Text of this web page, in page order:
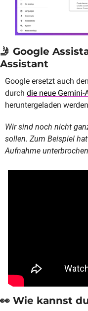
🤳 Google
Assistant
Google ersetzt auch
durch die neue Gemini-
heruntergeladen
Wir sind noch nicht
sollen. Zum Beispiel
Aufnahme
👀 Wie kannst